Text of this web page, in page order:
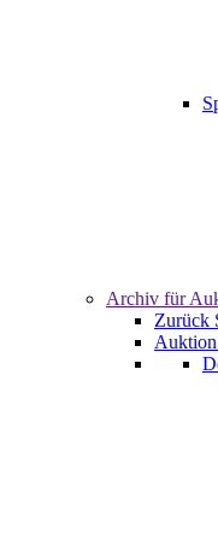
Archiv für
Zurück